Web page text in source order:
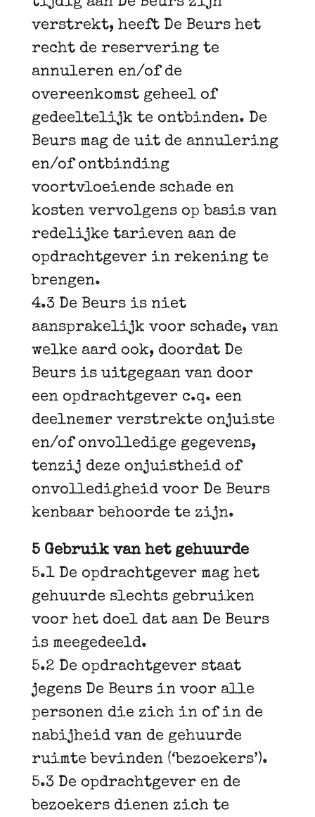
verstrekt, heeft De Beurs het
recht de reservering te
annuleren en/of de
overeenkomst geheel of
gedeeltelijk te ontbinden. De
Beurs mag de uit de annulering
en/of ontbinding
voortvloeiende schade en
kosten vervolgens op basis van
redelijke tarieven aan de
opdrachtgever in rekening te
brengen.
4.3 De Beurs is niet
aansprakelijk voor schade, van
welke aard ook, doordat De
Beurs is uitgegaan van door
een opdrachtgever c.q. een
deelnemer verstrekte onjuiste
en/of onvolledige gegevens,
tenzij deze onjuistheid of
onvolledigheid voor De Beurs
kenbaar behoorde te zijn.
5 Gebruik van het gehuurde
5.1 De opdrachtgever mag het
gehuurde slechts gebruiken
voor het doel dat aan De Beurs
is meegedeeld.
5.2 De opdrachtgever staat
jegens De Beurs in voor alle
personen die zich in of in de
nabijheid van de gehuurde
ruimte bevinden (‘bezoekers’).
5.3 De opdrachtgever en de
bezoekers dienen zich te